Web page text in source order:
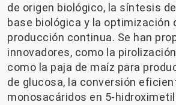
de origen biológico, la síntesis
base biológica y la optimización
producción continua. Se han
innovadores, como la
como la paja de maíz para
de glucosa, la conversión
monosacáridos en 5-